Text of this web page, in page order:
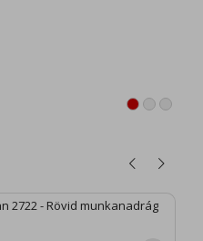
2722 - Rövid munkanadrág